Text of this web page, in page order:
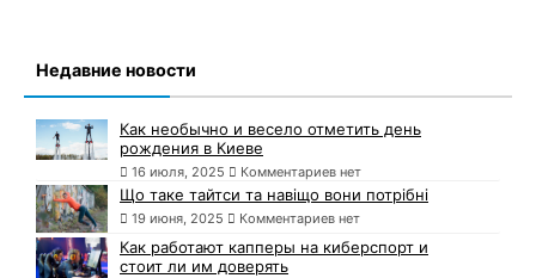
Недавние новости
Как необычно и весело отметить день
рождения в Киеве
16 июля, 2025 Комментариев нет
Що таке тайтси та навіщо вони потрібні
19 июня, 2025 Комментариев нет
Как работают капперы на киберспорт и
стоит ли им доверять